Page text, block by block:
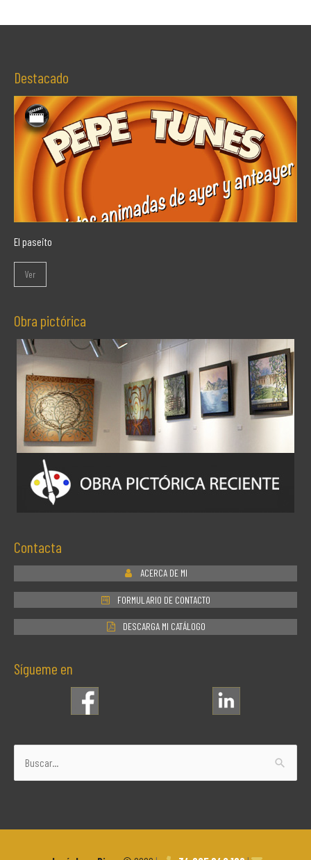
Destacado
El paseito
Ver
Obra pictórica
Contacta
ACERCA DE MI
FORMULARIO DE CONTACTO
DESCARGA MI CATÁLOGO
Sígueme en
Buscar
por: